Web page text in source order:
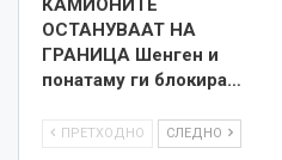
КАМИОНИТЕ
ОСТАНУВААТ НА
ГРАНИЦА Шенген и
понатаму ги блокира…
ПРЕТХОДНО СЛЕДНО